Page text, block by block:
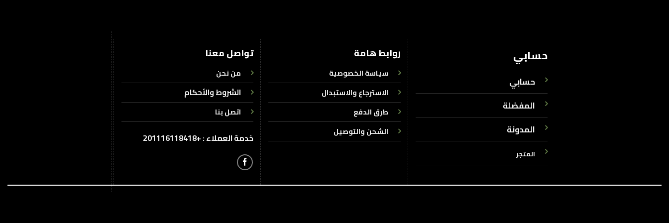
حسابي
حسابي
المفضلة
المدونة
المتجر
روابط هامة
سياسة الخصوصية
الاسترجاع والاستبدال
طرق الدفع
الشحن والتوصيل
تواصل معنا
من نحن
الشروط والأحكام
اتصل بنا
خدمة العملاء : +201116118418